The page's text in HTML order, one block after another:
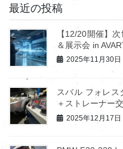
最近の投稿
【12/20開催】
＆展示会 in
2025年11月30日
スバル フォレス
＋ストレーナー
2025年12月17日